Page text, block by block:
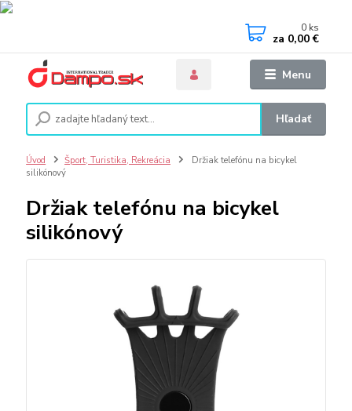
Menu
Hľadať
0 ks
za 0,00 €
Úvod Šport, Turistika, Rekreácia
Držiak telefónu na bicykel
silikónový
Držiak telefónu na bicykel
silikónový